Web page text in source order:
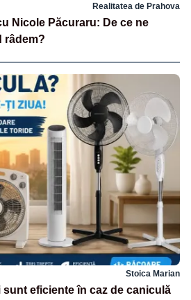
Realitatea de Prahova
Nicole Păcuraru: De ce ne
râdem?
Stoica Marian
sunt eficiente în caz de caniculă